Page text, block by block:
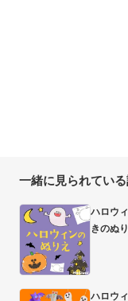
一緒に見られてい
ハロウ
きのぬ
ハロウ